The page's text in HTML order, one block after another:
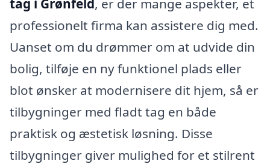
tag i Grønfeld, er der mange aspekter, et
professionelt firma kan assistere dig med.
Uanset om du drømmer om at udvide din
bolig, tilføje en ny funktionel plads eller
blot ønsker at modernisere dit hjem, så er
tilbygninger med fladt tag en både
praktisk og æstetisk løsning. Disse
tilbygninger giver mulighed for et stilrent